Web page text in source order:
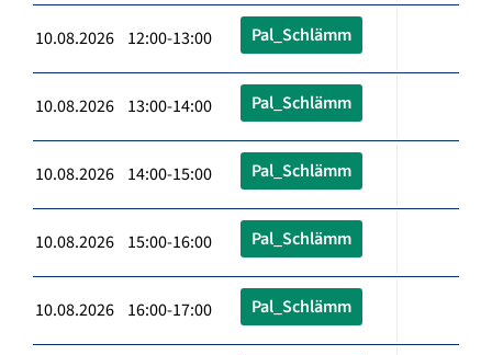
10.08.2026 12:00-13:00 Pal_Schlämm
10.08.2026 13:00-14:00 Pal_Schlämm
10.08.2026 14:00-15:00 Pal_Schlämm
10.08.2026 15:00-16:00 Pal_Schlämm
10.08.2026 16:00-17:00 Pal_Schlämm